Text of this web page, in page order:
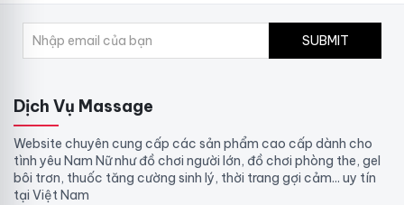
SUBMIT
Dịch Vụ Massage
Website chuyên cung cấp các sản phẩm cao cấp dành cho
tình yêu Nam Nữ như đồ chơi người lớn, đồ chơi phòng the, gel
bôi trơn, thuốc tăng cường sinh lý, thời trang gợi cảm... uy tín
tại Việt Nam